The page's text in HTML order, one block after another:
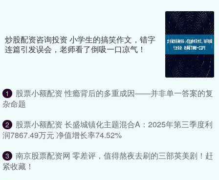
炒股配资咨询投资 小学生的搞笑作文，错字
连篇引发误会，老师看了倒吸一口凉气！
1
股票小额配资 性瘾背后的多重成因——并非单一答案的复
杂命题
2
股票小额配资 长盛城镇化主题混合A：2025年第三季度利
润7867.49万元 净值增长率74.52%
3
南京股票配资网 零差评，值得熬夜去刷的三部英美剧！赶
紧收藏！